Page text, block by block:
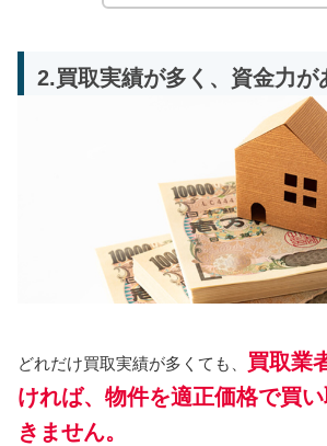
2.買取実績が多く、資金力が
どれだけ買取実績が多くても、
買取業
ければ、物件を適正価格で買
きません。